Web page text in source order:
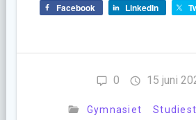
Facebook LinkedIn
0 15 juni
Gymnasiet